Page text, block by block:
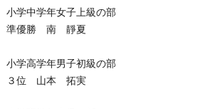
小学中学年女子上級の部
準優勝 南 靜夏
小学高学年男子初級の部
３位 山本 拓実